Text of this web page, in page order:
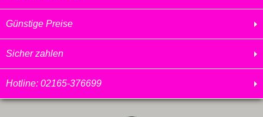
Günstige Preise
Sicher zahlen
Hotline: 02165-376699